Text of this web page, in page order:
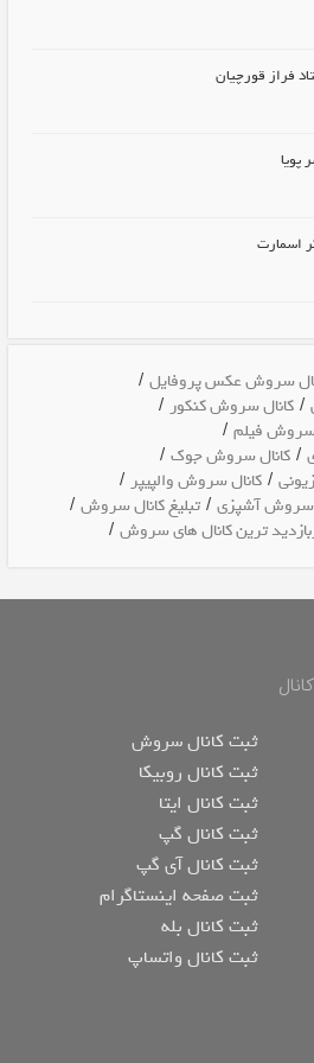
فراز قورچیان
پویا
اسمارت
سروش عکس پروفایل /
/کانال سروش کنکور /
سروش فیلم /
/کانال سروش جوک /
/کانال سروش والپیپر /
سروش آشپزی /تبلیغ کانال سروش /
ترین کانال های سروش /
ثبت کانال سروش
ثبت کانال روبیکا
ثبت کانال ایتا
ثبت کانال گپ
ثبت کانال آی گپ
ثبت صفحه اینستاگرام
ثبت کانال بله
ثبت کانال واتساپ